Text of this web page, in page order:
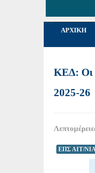
ΑΡΧΙΚΗ
ΚΕΔ: Οι
2025-26
ΕΠΣ ΑΙΤ/